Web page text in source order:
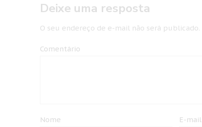
Deixe uma resposta
O seu endereço de e-mail não será publicado.
Comentário
Nome E-mail